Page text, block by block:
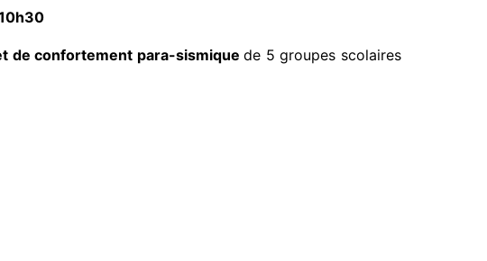
de confortement para-sismique de 5 groupes scolaires